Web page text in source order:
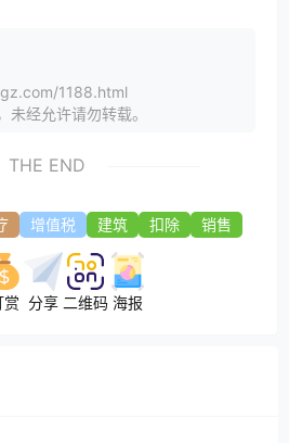
程施工—分包合同成本
值税（进项税额）
司
企业
算
1188.html
未经允许请勿转载。
THE END
增值税 建筑 扣除 销售
赏 分享 二维码 海报